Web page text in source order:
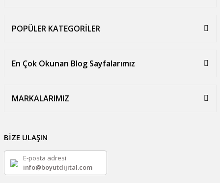
POPÜLER KATEGORİLER
En Çok Okunan Blog Sayfalarımız
MARKALARIMIZ
BİZE ULAŞIN
E-posta adresi
info@boyutdijital.com